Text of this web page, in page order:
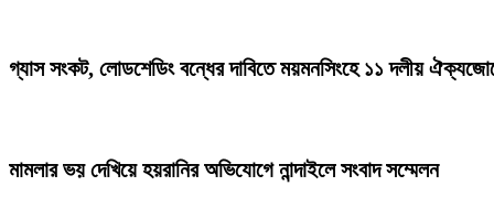
গ্যাস সংকট, লোডশেডিং বন্ধের দাবিতে ময়মনসিংহে ১১ দলীয়
মামলার ভয় দেখিয়ে হয়রানির অভিযোগে নান্দাইলে সংবাদ সম্মেলন